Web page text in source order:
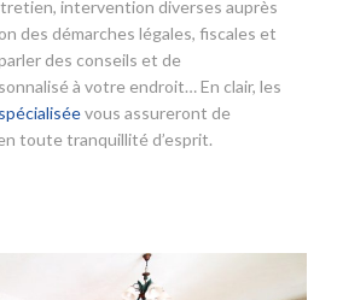
intervention diverses auprès
des démarches légales, fiscales et
des conseils et de
à votre endroit… En clair, les
vous assureront de
toute tranquillité d’esprit.